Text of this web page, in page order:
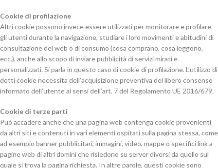
Cookie di profilazione
Altri cookie possono invece essere utilizzati per monitorare e profilare
gli utenti durante la navigazione, studiare i loro movimenti e abitudini di
consultazione del web o di consumo (cosa comprano, cosa leggono,
ecc.), anche allo scopo di inviare pubblicità di servizi mirati e
personalizzati. Si parla in questo caso di cookie di profilazione. L’utilizzo di
detti cookie necessita dell’acquisizione preventiva del libero consenso
informato dell’utente ai sensi dell’art. 7 del Regolamento UE 2016/679.
Cookie di terze parti
Può accadere anche che una pagina web contenga cookie provenienti
da altri siti e contenuti in vari elementi ospitati sulla pagina stessa, come
ad esempio banner pubblicitari, immagini, video, mappe o specifici link a
pagine web di altri domini che risiedono su server diversi da quello sul
quale si trova la pagina richiesta. In altre parole, questi cookie sono